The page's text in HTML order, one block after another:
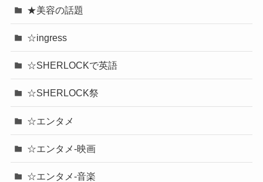
★美容の話題
☆ingress
☆SHERLOCKで英語
☆SHERLOCK祭
☆エンタメ
☆エンタメ-映画
☆エンタメ-音楽